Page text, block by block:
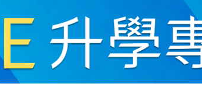
健康 科技 影